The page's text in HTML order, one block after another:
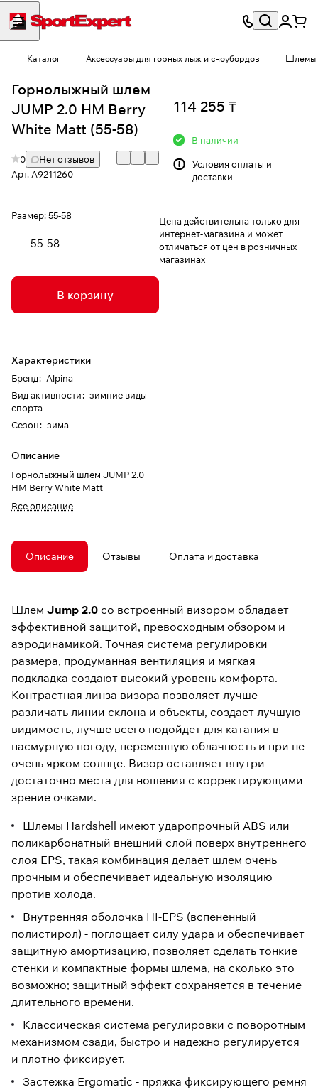
Каталог Аксессуары для горных лыж и сноубордов Шлемы
Горнолыжный шлем
JUMP 2.0 HM Berry
White Matt (55-58)
0
Нет отзывов
Арт. A9211260
Размер:55-58
55-58
В корзину
Характеристики
Бренд: Alpina
Вид активности: зимние виды
спорта
Сезон: зима
Описание
Горнолыжный шлем JUMP 2.0
HM Berry White Matt
Все описание
114 255 ₸
В наличии
Условия оплаты и
доставки
Цена действительна только для
интернет-магазина и может
отличаться от цен в розничных
магазинах
Описание Отзывы Оплата и доставка
Шлем Jump 2.0 со встроенный визором обладает
эффективной защитой, превосходным обзором и
аэродинамикой. Точная система регулировки
размера, продуманная вентиляция и мягкая
подкладка создают высокий уровень комфорта.
Контрастная линза визора позволяет лучше
различать линии склона и объекты, создает лучшую
видимость, лучше всего подойдет для катания в
пасмурную погоду, переменную облачность и при не
очень ярком солнце. Визор оставляет внутри
достаточно места для ношения с корректирующими
зрение очками.
Шлемы Hardshell имеют ударопрочный ABS или
поликарбонатный внешний слой поверх внутреннего
слоя EPS, такая комбинация делает шлем очень
прочным и обеспечивает идеальную изоляцию
против холода.
Внутренняя оболочка HI-EPS (вспененный
полистирол) - поглощает силу удара и обеспечивает
защитную амортизацию, позволяет сделать тонкие
стенки и компактные формы шлема, на сколько это
возможно; защитный эффект сохраняется в течение
длительного времени.
Классическая система регулировки с поворотным
механизмом сзади, быстро и надежно регулируется
и плотно фиксирует.
Застежка Ergomatic - пряжка фиксирующего ремня